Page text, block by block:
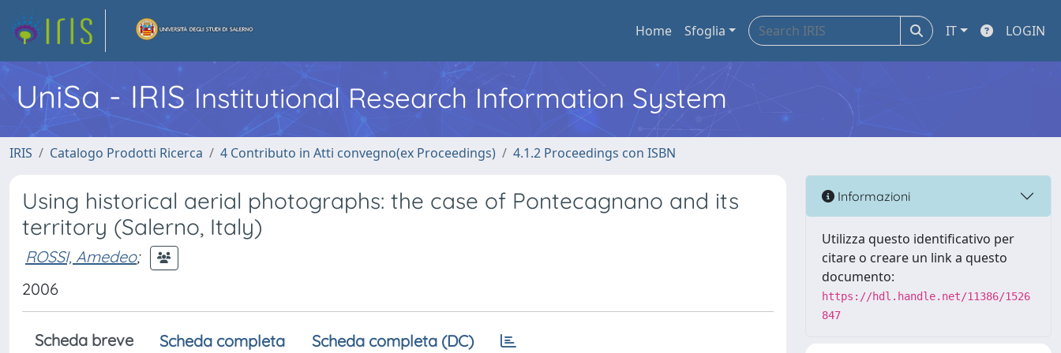
Home Sfoglia IT LOGIN
UniSa - IRIS Institutional Research Information System
IRIS Catalogo Prodotti Ricerca 4 Contributo in Atti convegno(ex Proceedings) 4.1.2 Proceedings con ISBN
Using historical aerial photographs: the case of Pontecagnano and its
territory (Salerno, Italy)
ROSSI, Amedeo;
2006
Scheda breve Scheda completa Scheda completa (DC)
Informazioni
Utilizza questo identificativo per
citare o creare un link a questo
documento:
https://hdl.handle.net/11386/1526
847